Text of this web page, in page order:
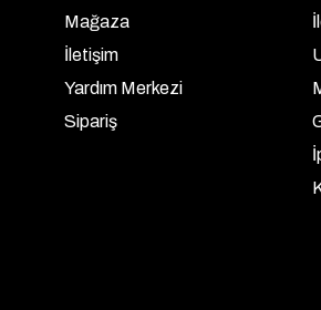
Mağaza
İletişim
Yardım Merkezi
Sipariş